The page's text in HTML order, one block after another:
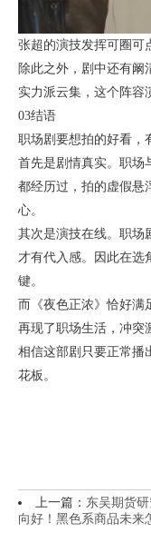
张超的演技发挥可圈可
除此之外，剧中还有阚
实力派云集，这个阵容
03结语
职场剧要想拍的好看，
首先是剧情真实。职场
都经历过，拍的虚假悬
心。
其次是演技在线。职场
才有代入感。因此在选
键。
而《夜色正浓》恰好满
再现了职场生活，冲突
相信这部剧只要正常播
花板。
上一篇： 东吴期货
向好！黑色系商品未来